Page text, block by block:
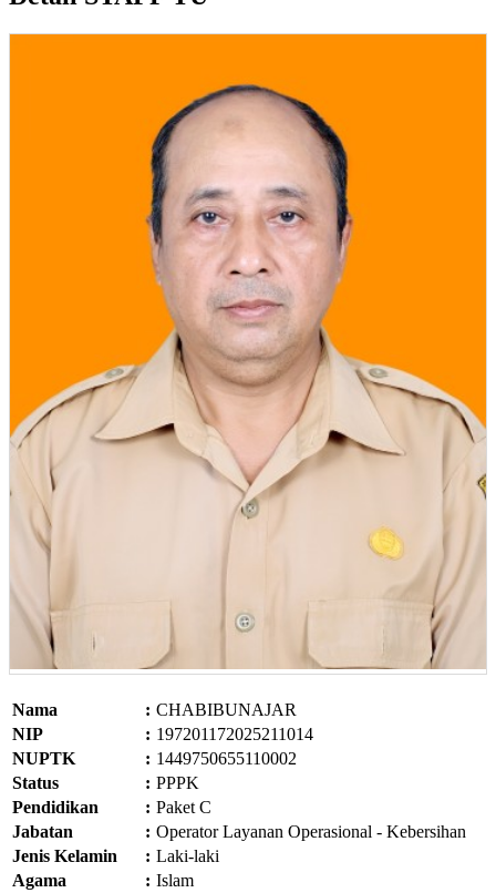
Nama : CHABIBUNAJAR
NIP
: 197201172025211014
NUPTK
: 1449750655110002
Status
: PPPK
Pendidikan
: Paket C
Jabatan
: Operator Layanan Operasional - Kebersihan
Jenis Kelamin
: Laki-laki
Agama
: Islam